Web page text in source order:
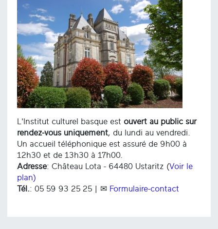
L'Institut culturel basque est ouvert au public sur
rendez-vous uniquement, du lundi au vendredi.
Un accueil téléphonique est assuré de 9h00 à
12h30 et de 13h30 à 17h00.
Adresse: Château Lota - 64480 Ustaritz (Voir le
plan)
Tél.: 05 59 93 25 25 | ✉ Formulaire-contact